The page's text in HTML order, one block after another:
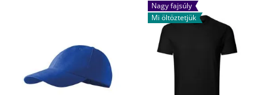
Nagy fajsúly
Mi öltöztetjük